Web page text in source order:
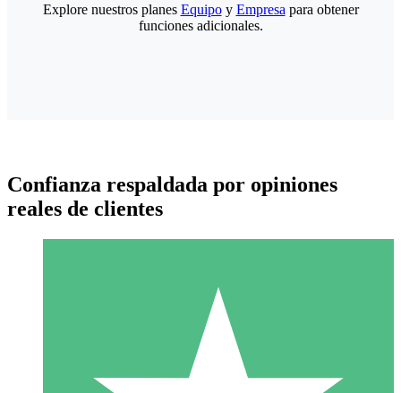
Paquetes de Créditos Individuales
Paga según el uso con créditos de descarga. Sin compromiso
Explore nuestros planes Equipoy Empresa para obtener
funciones adicionales.
Confianza respaldada por opiniones
reales de clientes